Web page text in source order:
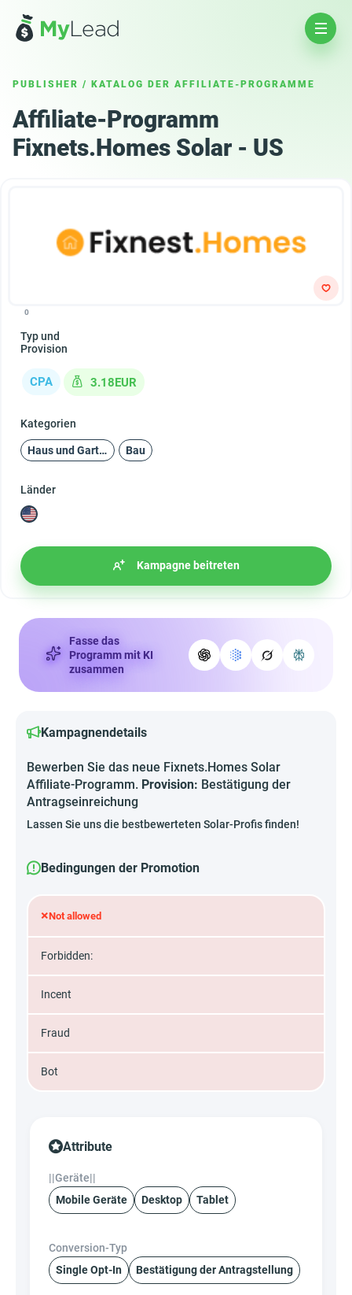
PUBLISHER / KATALOG DER AFFILIATE-PROGRAMME
Affiliate-Programm
Fixnets.Homes Solar - US
0
Typ und
Provision
CPA 3.18EUR
Kategorien
Haus und Garten Bau
Länder
Kampagne beitreten
Fasse das
Programm mit KI
zusammen
Kampagnendetails
Bewerben Sie das neue Fixnets.Homes Solar
Affiliate-Programm. Provision: Bestätigung der
Antragseinreichung
Lassen Sie uns die bestbewerteten Solar-Profis finden!
Bedingungen der Promotion
×Not allowed
Forbidden:
Incent
Fraud
Bot
Attribute
||Geräte||
Mobile Geräte
Desktop Tablet
Conversion-Typ
Single Opt-In
Bestätigung der Antragstellung